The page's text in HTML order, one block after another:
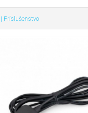
| Príslušenstvo